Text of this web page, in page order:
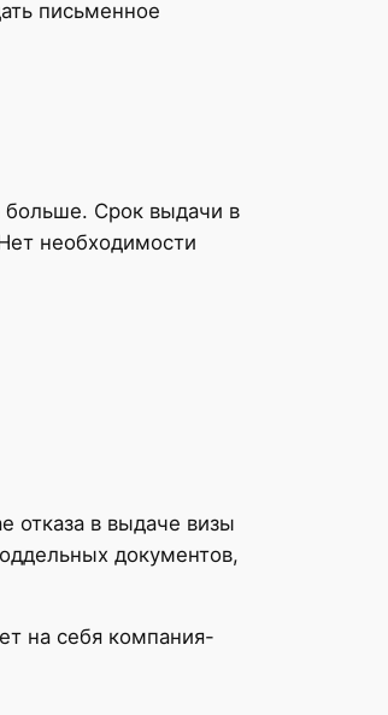
письменное
больше. Срок выдачи в
необходимости
отказа в выдаче визы
документов,
на себя компания-